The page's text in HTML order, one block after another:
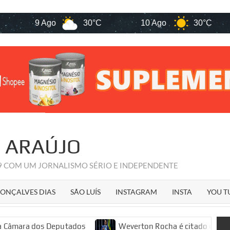
9 Ago 30°C 10 Ago 30°C
UM JORNALISMO SÉRIO E INDEPENDENTE
DIAS SÃO LUÍS INSTAGRAM INSTA YOU
Deputados Weverton Rocha é citado em decisão